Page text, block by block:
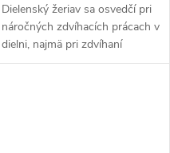
Dielenský žeriav sa osvedčí pri
náročných zdvíhacích prácach v
dielni, najmä pri zdvíhaní
motorov a iných ťažkých